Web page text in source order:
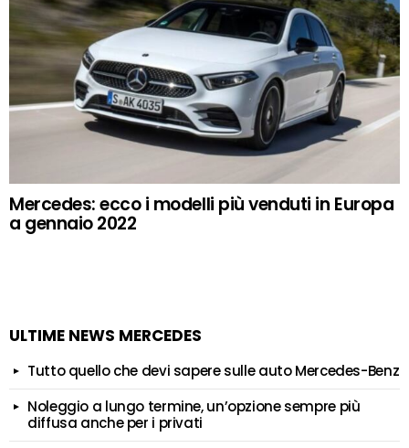
Mercedes: ecco i modelli più venduti in Europa
a gennaio 2022
ULTIME NEWS MERCEDES
Tutto quello che devi sapere sulle auto Mercedes-Benz
Noleggio a lungo termine, un’opzione sempre più
diffusa anche per i privati